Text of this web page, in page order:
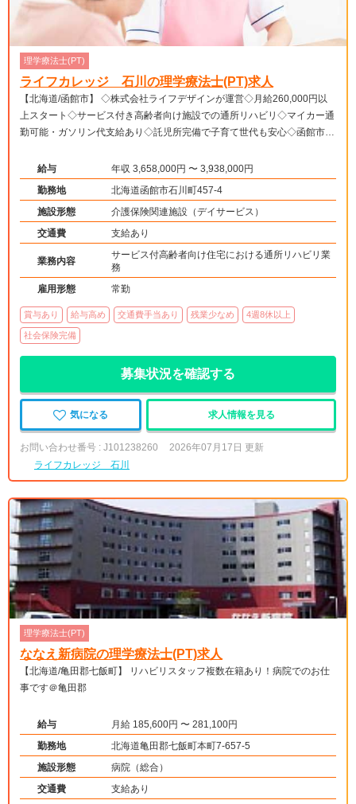
理学療法士(PT)
ライフカレッジ 石川の理学療法士(PT)求人
【北海道/函館市】 ◇株式会社ライフデザインが運営◇月給260,000円以
上スタート◇サービス付き高齢者向け施設での通所リハビリ◇マイカー通
勤可能・ガソリン代支給あり◇託児所完備で子育て世代も安心◇函館市内
給与
年収 3,658,000円 〜 3,938,000円
勤務地
北海道函館市石川町457-4
施設形態
介護保険関連施設（デイサービス）
交通費
支給あり
業務内容
サービス付高齢者向け住宅における通所リハビリ業
務
雇用形態
常勤
賞与あり 給与高め 交通費手当あり 残業少なめ 4週8休以上
社会保険完備
募集状況を確認する
気になる 求人情報を見る
お問い合わせ番号 : J101238260
2026年07月17日 更新
ライフカレッジ 石川
理学療法士(PT)
ななえ新病院の理学療法士(PT)求人
【北海道/亀田郡七飯町】 リハビリスタッフ複数在籍あり！病院でのお仕
事です＠亀田郡
給与
月給 185,600円 〜 281,100円
勤務地
北海道亀田郡七飯町本町7-657-5
施設形態
病院（総合）
交通費
支給あり